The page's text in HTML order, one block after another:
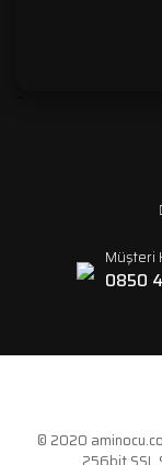
Müşteri
0850
© 2020